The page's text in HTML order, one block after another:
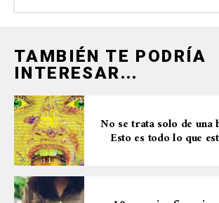
TAMBIÉN TE PODRÍA
INTERESAR...
No se trata solo de una
Esto es todo lo que